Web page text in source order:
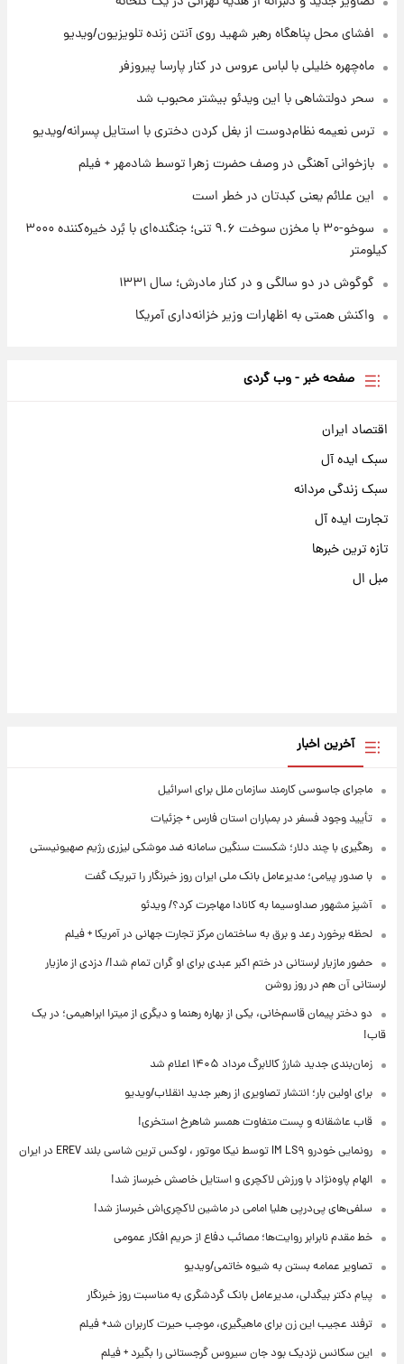
۲۰ ساعت پیش
بازیکن به درد نخور استقلال با مقصد اروپا این
تیم را ترک کرد!
۱ روز پیش
تصاویر کمتر دیده‌شده از شهیدان حاجی‌زاده و
افشای محل پناهگاه‌ رهبر شهید روی آنتن زنده تلویزیون/ویدیو
ماه‌چهره خلیلی با لباس عروس در کنار پارسا پیروزفر
سحر دولتشاهی با این ویدئو بیشتر محبوب شد
ترس نعیمه نظام‌دوست از بغل کردن دختری با استایل پسرانه/ویدیو
بازخوانی آهنگی در وصف حضرت زهرا توسط شادمهر + فیلم
این علائم یعنی کبدتان در خطر است
سوخو-۳۰ با مخزن سوخت ۹.۶ تنی؛ جنگنده‌ای با بُرد خیره‌کننده ۳۰۰۰
کیلومتر
گوگوش در دو سالگی و در کنار مادرش؛ سال ۱۳۳۱
واکنش همتی به اظهارات وزیر خزانه‌داری آمریکا
صفحه خبر - وب گردی
اقتصاد ایران
سبک ایده آل
سبک زندگی مردانه
تجارت ایده آل
تازه ترین خبرها
مبل ال
آخرین اخبار
ماجرای جاسوسی کارمند سازمان ملل برای اسرائیل
تأیید وجود فسفر در بمباران استان فارس + جزئیات
رهگیری با چند دلار؛ شکست سنگین سامانه ضد موشکی لیزری رژیم صهیونیستی
با صدور پیامی؛ مدیرعامل بانک ملی ایران روز خبرنگار را تبریک گفت
آشپز مشهور صداوسیما به کانادا مهاجرت کرد؟/ ویدئو
لحظه برخورد رعد و برق به ساختمان مرکز تجارت جهانی در آمریکا + فیلم
حضور مازیار لرستانی در ختم اکبر عبدی برای او گران تمام شد!/ دزدی از مازیار
لرستانی آن هم در روز روشن
دو دختر پیمان قاسم‌خانی، یکی از بهاره رهنما و دیگری از میترا ابراهیمی؛ در یک
قاب!
زمان‌بندی جدید شارژ کالابرگ مرداد ۱۴۰۵ اعلام شد
برای اولین بار؛ انتشار تصاویری از رهبر جدید انقلاب/ویدیو
قاب عاشقانه و پست متفاوت همسر شاهرخ استخری!
رونمایی خودرو IM LS۹ توسط نیکا موتور ، لوکس ترین شاسی بلند EREV در ایران
الهام پاوه‌نژاد با ورزش لاکچری و استایل خاصش خبرساز شد!
سلفی‌های پی‌درپی هلیا امامی در ماشین لاکچری‌اش خبرساز شد!
خط مقدم نابرابر روایت‌ها؛ مصائب دفاع از حریم افکار عمومی
تصاویر عمامه بستن به شیوه خاتمی/ویدیو
پیام دکتر بیگدلی، مدیرعامل بانک گردشگری به مناسبت روز خبرنگار
ترفند عجیب این زن برای ماهیگیری، موجب حیرت کاربران شد+ فیلم
این سکانس نزدیک بود جان سیروس گرجستانی را بگیرد + فیلم